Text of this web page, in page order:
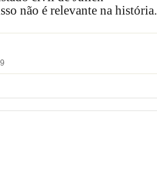
não é relevante na história.